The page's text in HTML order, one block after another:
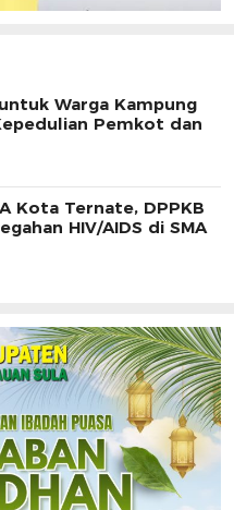
Warga Kampung
Pemkot dan
Kota Ternate, DPPKB
HIV/AIDS di SMA